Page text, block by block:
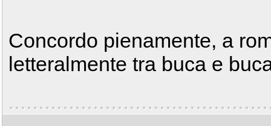
Concordo pienamente, a
letteralmente tra buca e